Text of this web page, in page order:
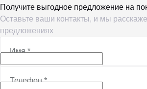
Получите выгодное предложение на
Оставьте ваши контакты, и мы
предложениях
Имя*
Телефон*